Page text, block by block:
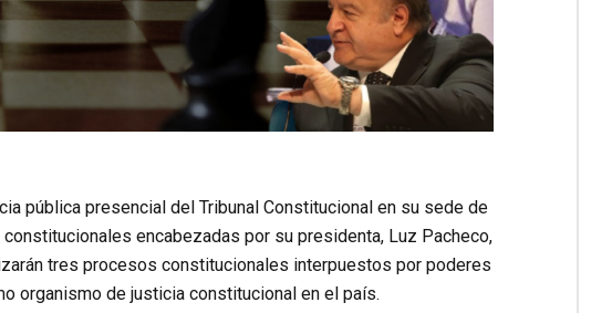
pública presencial del Tribunal Constitucional en su sede de
encabezadas por su presidenta, Luz Pacheco,
tres procesos constitucionales interpuestos por poderes
organismo de justicia constitucional en el país.